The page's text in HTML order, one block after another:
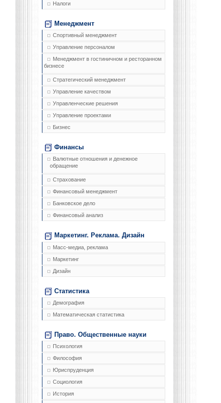
Налоги
Менеджмент
Спортивный менеджмент
Управление персоналом
Менеджмент в гостиничном и ресторанном
бизнесе
Стратегический менеджмент
Управление качеством
Управленческие решения
Управление проектами
Бизнес
Финансы
Валютные отношения и денежное
обращение
Страхование
Финансовый менеджмент
Банковское дело
Финансовый анализ
Маркетинг. Реклама. Дизайн
Масс-медиа, реклама
Маркетинг
Дизайн
Статистика
Демография
Математическая статистика
Право. Общественные науки
Психология
Философия
Юриспруденция
Социология
История